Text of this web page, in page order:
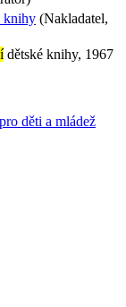
knihy (Nakladatel,
dětské knihy, 1967
děti a mládež